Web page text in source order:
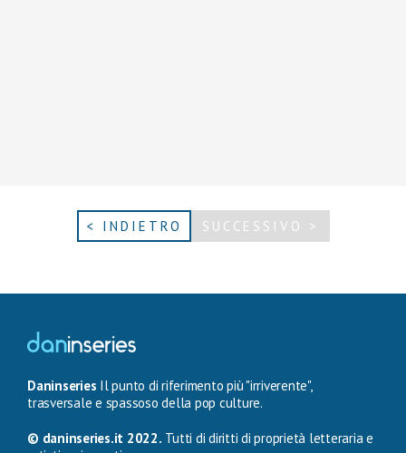
< INDIETRO SUCCESSIVO >
Daninseries Il punto di riferimento più "irriverente",
trasversale e spassoso della pop culture.
© daninseries.it 2022. Tutti di diritti di proprietà letteraria e